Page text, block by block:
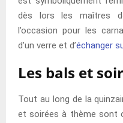
dès lors les maîtres
l’occasion pour les
d’un verre et d’échanger
Les bals et
Tout au long de la
et soirées à thème sont